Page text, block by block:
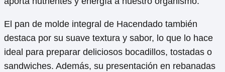
El pan de molde integral de Hacendado también
destaca por su suave textura y sabor, lo que lo hace
ideal para preparar deliciosos bocadillos, tostadas o
sandwiches. Además, su presentación en rebanadas